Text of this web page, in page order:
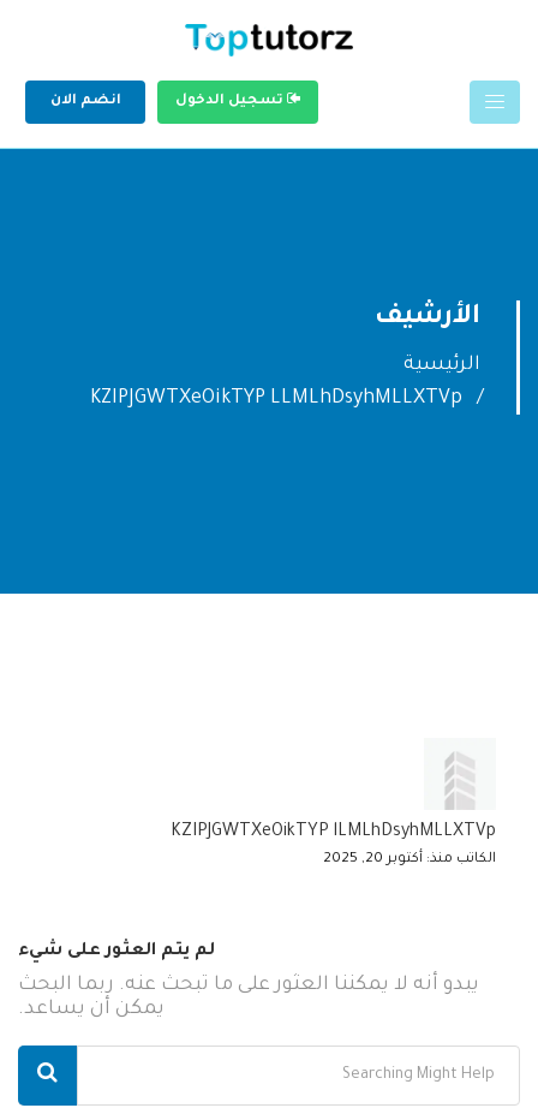
تسجيل الدخول انضم الان
الأرشيف
الرئيسية
KZIPJGWTXeOikTYP LLMLhDsyhMLLXTVp
KZIPJGWTXeOikTYP lLMLhDsyhMLLXTVp
الكاتب منذ: أكتوبر 20, 2025
لم يتم العثور على شيء
يبدو أنه لا يمكننا العثور على ما تبحث عنه. ربما البحث
يمكن أن يساعد.